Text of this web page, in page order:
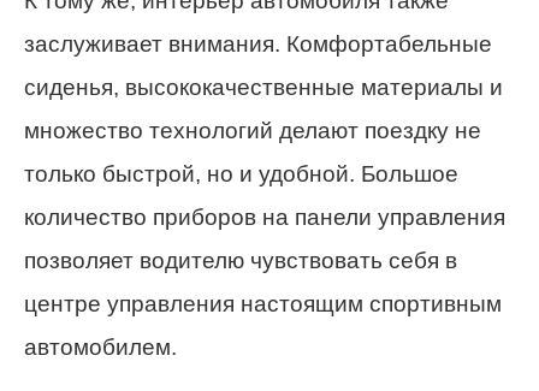
заслуживает внимания. Комфортабельные
сиденья, высококачественные материалы и
множество технологий делают поездку не
только быстрой, но и удобной. Большое
количество приборов на панели управления
позволяет водителю чувствовать себя в
центре управления настоящим спортивным
автомобилем.